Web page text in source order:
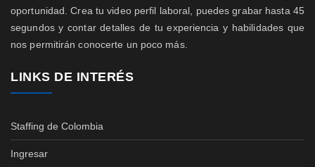
oportunidad. Crea tu video perfil laboral, puedes grabar hasta 45
segundos y contar detalles de tu experiencia y habilidades que
nos permitirán conocerte un poco más.
LINKS DE INTERÉS
Staffing de Colombia
Ingresar